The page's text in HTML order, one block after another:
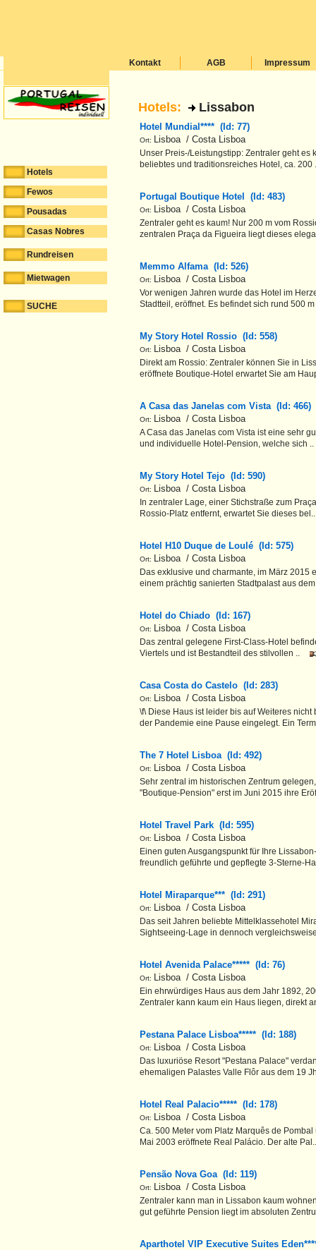
Kontakt AGB Impressum
Hotels: Lissabon
Hotel Mundial**** (Id: 77)
Ort: Lisboa / Costa Lisboa
Unser Preis-/Leistungstipp: Zentraler geht es
beliebtes und traditionsreiches Hotel, ca. 200
Portugal Boutique Hotel (Id: 483)
Ort: Lisboa / Costa Lisboa
Zentraler geht es kaum! Nur 200 m vom
zentralen Praça da Figueira liegt dieses
Memmo Alfama (Id: 526)
Ort: Lisboa / Costa Lisboa
Vor wenigen Jahren wurde das Hotel im
Stadtteil, eröffnet. Es befindet sich rund 500
My Story Hotel Rossio (Id: 558)
Ort: Lisboa / Costa Lisboa
Direkt am Rossio: Zentraler können Sie in
eröffnete Boutique-Hotel erwartet Sie am
A Casa das Janelas com Vista (Id: 466)
Ort: Lisboa / Costa Lisboa
A Casa das Janelas com Vista ist eine sehr
und individuelle Hotel-Pension, welche sich ..
My Story Hotel Tejo (Id: 590)
Ort: Lisboa / Costa Lisboa
In zentraler Lage, einer Stichstraße zum
Rossio-Platz entfernt, erwartet Sie dieses
Hotel H10 Duque de Loulé (Id: 575)
Ort: Lisboa / Costa Lisboa
Das exklusive und charmante, im März 2015
einem prächtig sanierten Stadtpalast aus
Hotel do Chiado (Id: 167)
Ort: Lisboa / Costa Lisboa
Das zentral gelegene First-Class-Hotel
Viertels und ist Bestandteil des stilvollen ..
Casa Costa do Castelo (Id: 283)
Ort: Lisboa / Costa Lisboa
\f\ Diese Haus ist leider bis auf Weiteres
der Pandemie eine Pause eingelegt. Ein
The 7 Hotel Lisboa (Id: 492)
Ort: Lisboa / Costa Lisboa
Sehr zentral im historischen Zentrum
"Boutique-Pension" erst im Juni 2015 ihre
Hotel Travel Park (Id: 595)
Ort: Lisboa / Costa Lisboa
Einen guten Ausgangspunkt für Ihre
freundlich geführte und gepflegte 3-Sterne-
Hotel Miraparque*** (Id: 291)
Ort: Lisboa / Costa Lisboa
Das seit Jahren beliebte Mittelklassehotel
Sightseeing-Lage in dennoch
Hotel Avenida Palace***** (Id: 76)
Ort: Lisboa / Costa Lisboa
Ein ehrwürdiges Haus aus dem Jahr 1892,
Zentraler kann kaum ein Haus liegen, direkt
Pestana Palace Lisboa***** (Id: 188)
Ort: Lisboa / Costa Lisboa
Das luxuriöse Resort "Pestana Palace"
ehemaligen Palastes Valle Flôr aus dem 19
Hotel Real Palacio***** (Id: 178)
Ort: Lisboa / Costa Lisboa
Ca. 500 Meter vom Platz Marquês de
Mai 2003 eröffnete Real Palácio. Der alte
Pensão Nova Goa (Id: 119)
Ort: Lisboa / Costa Lisboa
Zentraler kann man in Lissabon kaum
gut geführte Pension liegt im absoluten
Aparthotel VIP Executive Suites
Hotels
Fewos
Pousadas
Casas Nobres
Rundreisen
Mietwagen
SUCHE